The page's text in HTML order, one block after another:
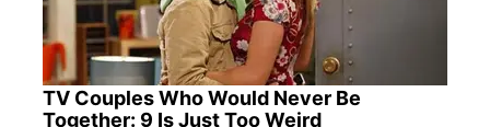
TV Couples Who Would Never Be
Together: 9 Is Just Too Weird